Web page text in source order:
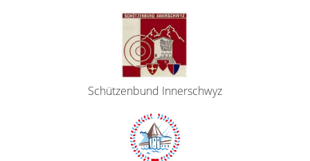
Schützenbund Innerschwyz